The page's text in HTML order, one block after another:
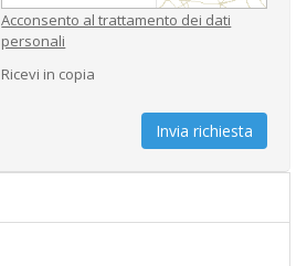
Acconsento al trattamento dei dati
personali
Ricevi in copia
Invia richiesta